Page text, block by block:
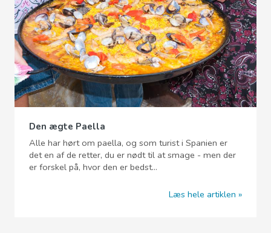
Den ægte Paella
Alle har hørt om paella, og som turist i Spanien er
det en af de retter, du er nødt til at smage - men der
er forskel på, hvor den er bedst...
Læs hele artiklen